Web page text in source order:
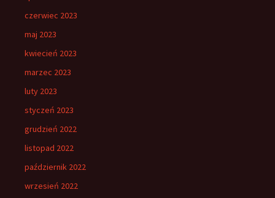
czerwiec 2023
maj 2023
kwiecień 2023
marzec 2023
luty 2023
styczeń 2023
grudzień 2022
listopad 2022
październik 2022
wrzesień 2022